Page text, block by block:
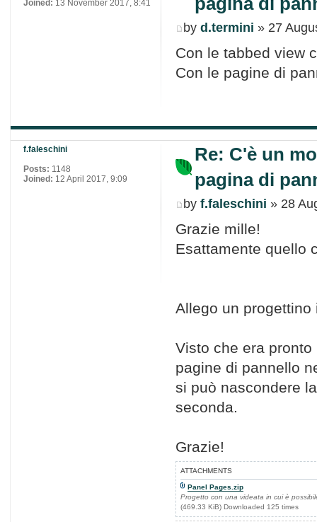
by d.termini » 27
Con le tabbed view
Con le pagine di
Joined: 13 November 2017, 8:41
Re: C'è un
pagina di
by f.faleschini » 28
Grazie mille!
Esattamente quello
Allego un
Visto che era
pagine di pannello
si può nascondere
seconda.
Grazie!
ATTACHMENTS
Panel Pages.zip
Progetto con una videata in cui è
(469.33 KiB) Downloaded 125 times
f.faleschini
Posts: 1148
Joined: 12 April 2017, 9:09